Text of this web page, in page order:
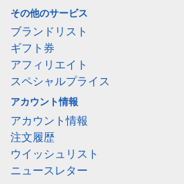
その他のサービス
ブランドリスト
ギフト券
アフィリエイト
スペシャルプライス
アカウント情報
アカウント情報
注文履歴
ウイッシュリスト
ニュースレター